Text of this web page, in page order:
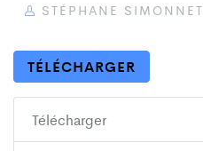
STÉPHANE SIMONNET
TÉLÉCHARGER
Télécharger